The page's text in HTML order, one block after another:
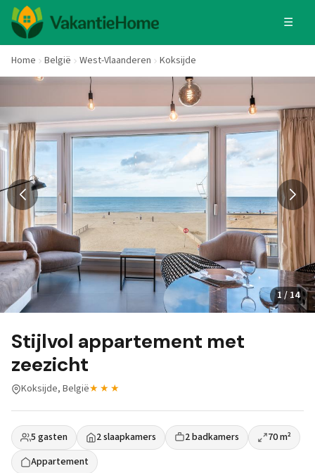
☰
Home België West-Vlaanderen Koksijde
1 / 14
Stijlvol appartement met
zeezicht
Koksijde, België★★★
5 gasten 2 slaapkamers 2 badkamers
70 m²
Appartement